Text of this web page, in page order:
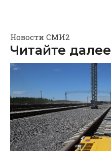
Новости СМИ2
Читайте далее